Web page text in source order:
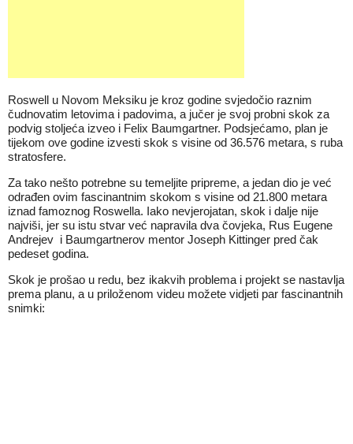
Roswell u Novom Meksiku je kroz godine svjedočio raznim
čudnovatim letovima i padovima, a jučer je svoj probni skok za
podvig stoljeća izveo i Felix Baumgartner. Podsjećamo, plan je
tijekom ove godine izvesti skok s visine od 36.576 metara, s ruba
stratosfere.
Za tako nešto potrebne su temeljite pripreme, a jedan dio je već
odrađen ovim fascinantnim skokom s visine od 21.800 metara
iznad famoznog Roswella. Iako nevjerojatan, skok i dalje nije
najviši, jer su istu stvar već napravila dva čovjeka, Rus Eugene
Andrejev i Baumgartnerov mentor Joseph Kittinger pred čak
pedeset godina.
Skok je prošao u redu, bez ikakvih problema i projekt se nastavlja
prema planu, a u priloženom videu možete vidjeti par fascinantnih
snimki: